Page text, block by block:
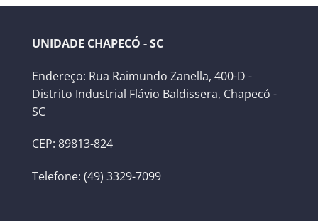
UNIDADE CHAPECÓ - SC
Endereço: Rua Raimundo Zanella, 400-D -
Distrito Industrial Flávio Baldissera, Chapecó -
SC
CEP: 89813-824
Telefone: (49) 3329-7099